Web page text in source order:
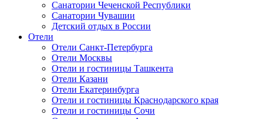
Санатории Чеченской Республики
Санатории Чувашии
Детский отдых в России
Отели
Отели Санкт-Петербурга
Отели Москвы
Отели и гостиницы Ташкента
Отели Казани
Отели Екатеринбурга
Отели и гостиницы Краснодарского края
Отели и гостиницы Сочи